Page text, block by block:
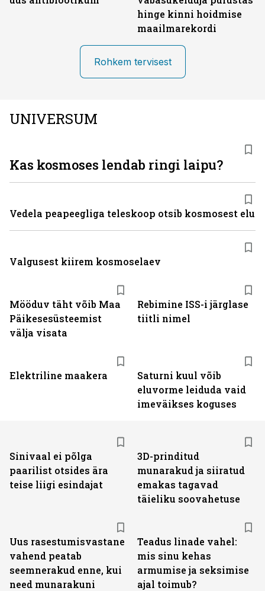
hinge kinni hoidmise
maailmarekordi
Rohkem tervisest
UNIVERSUM
Mööduv täht võib Maa
Päikesesüsteemist
välja visata
Rebimine ISS-i järglase
tiitli nimel
Elektriline maakera
Saturni kuul võib
eluvorme leiduda vaid
imeväikses koguses
Kas kosmoses lendab ringi laipu?
Vedela peapeegliga teleskoop otsib kosmosest elu
Valgusest kiirem kosmoselaev
Sinivaal ei põlga
paarilist otsides ära
teise liigi esindajat
3D-prinditud
munarakud ja siiratud
emakas tagavad
täieliku soovahetuse
Uus rasestumisvastane
vahend peatab
seemnerakud enne, kui
need munarakuni
Teadus linade vahel:
mis sinu kehas
armumise ja seksimise
ajal toimub?